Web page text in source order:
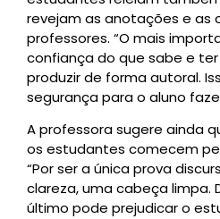
revejam as anotações e as
professores. “O mais
confiança do que sabe e
produzir de forma autoral.
segurança para o aluno
A professora sugere ainda
os estudantes comecem
“Por ser a única prova
clareza, uma cabeça limpa.
último pode prejudicar o